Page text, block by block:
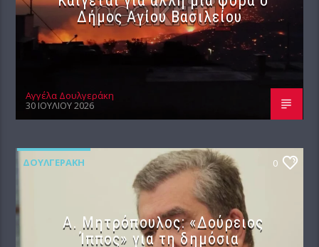
Δήμος Αγίου Βασιλείου
Αγγέλα Δουλγεράκη
30 ΙΟΥΛΊΟΥ 2026
ΔΟΥΛΓΕΡΆΚΗ 0
Α. Μητρόπουλος: «Δούρειος
Ίππος» για τη δημόσια